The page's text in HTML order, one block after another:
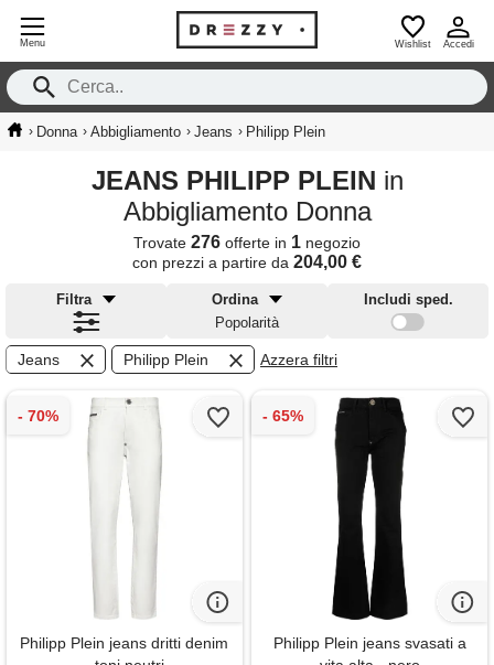
Menu Wishlist Accedi
› Donna › Abbigliamento › Jeans › Philipp Plein
JEANS PHILIPP PLEIN in
Abbigliamento Donna
Trovate 276 offerte in 1 negozio
con prezzi a partire da 204,00 €
Filtra
Ordina
Popolarità
Includi sped.
Jeans Philipp Plein Azzera filtri
Philipp Plein jeans dritti denim
Philipp Plein jeans svasati a